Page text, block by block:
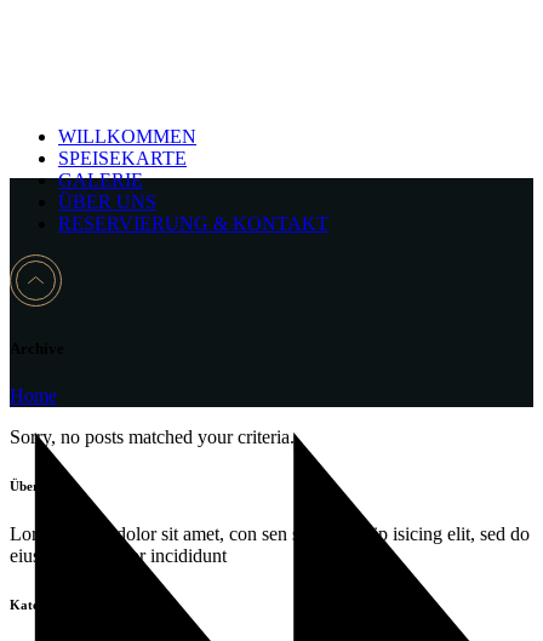
WILLKOMMEN
SPEISEKARTE
GALERIE
ÜBER UNS
RESERVIERUNG & KONTAKT
Home
Sorry, no posts matched your criteria.
Über uns
Lorem ipsum dolor sit amet, con sen sectetur adip isicing elit, sed do
eiusa mod tempor incididunt
Kategorien